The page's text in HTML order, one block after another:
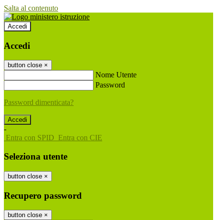
Salta al contenuto
Accedi
Accedi
button close ×
Nome Utente
Password
Password dimenticata?
-
Entra con SPID Entra con CIE
Seleziona utente
button close ×
Recupero password
button close ×